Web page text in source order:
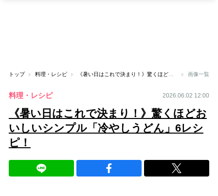
トップ 料理・レシピ 《暑い日はこれで決まり！》驚くほどおいしいシンプル「冷やしうどん」6レシピ！ 画像一覧
料理・レシピ 2026.06.02 12:00
《暑い日はこれで決まり！》驚くほどお
いしいシンプル「冷やしうどん」6レシ
ピ！